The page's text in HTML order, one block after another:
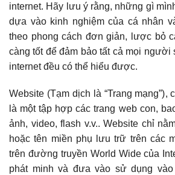
internet. Hãy lưu ý rằng, những gì
dựa vào kinh nghiệm của cá nhân
theo phong cách đơn giản, lược bỏ
càng tốt để đảm bảo tất cả mọi người
internet đều có thể hiểu được.
Website (Tạm dịch là “Trang mạng”),
là một tập hợp các trang web con,
ảnh, video, flash v.v.. Website chỉ
hoặc tên miền phụ lưu trữ trên các
trên đường truyền World Wide của
phát minh và đưa vào sử dụng vào